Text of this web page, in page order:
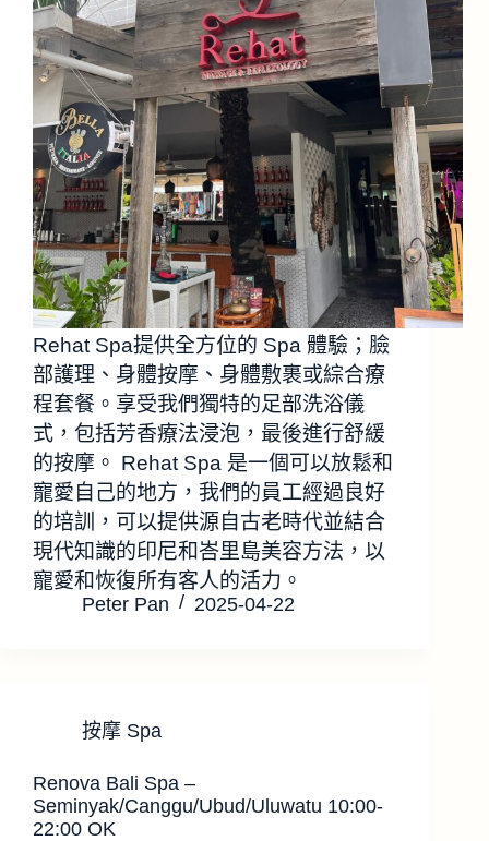
Rehat Spa提供全方位的 Spa 體驗；臉
部護理、身體按摩、身體敷裹或綜合療
程套餐。享受我們獨特的足部洗浴儀
式，包括芳香療法浸泡，最後進行舒緩
的按摩。 Rehat Spa 是一個可以放鬆和
寵愛自己的地方，我們的員工經過良好
的培訓，可以提供源自古老時代並結合
現代知識的印尼和峇里島美容方法，以
寵愛和恢復所有客人的活力。
Peter Pan 2025-04-22
按摩 Spa
Renova Bali Spa –
Seminyak/Canggu/Ubud/Uluwatu 10:00-
22:00 OK